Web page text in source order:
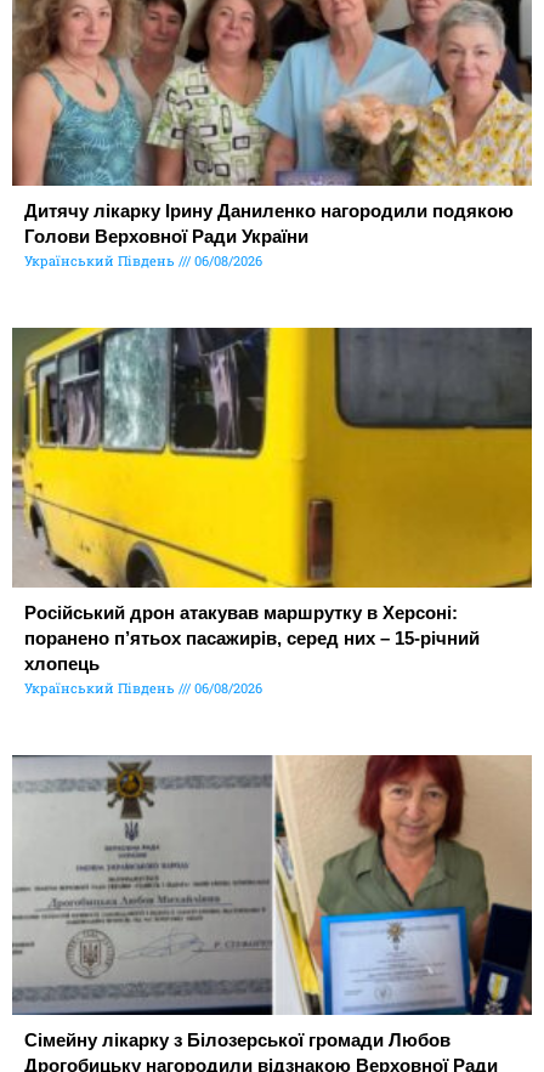
Дитячу лікарку Ірину Даниленко нагородили подякою
Голови Верховної Ради України
Український Південь 06/08/2026
Російський дрон атакував маршрутку в Херсоні:
поранено п’ятьох пасажирів, серед них – 15-річний
хлопець
Український Південь 06/08/2026
Сімейну лікарку з Білозерської громади Любов
Дрогобицьку нагородили відзнакою Верховної Ради